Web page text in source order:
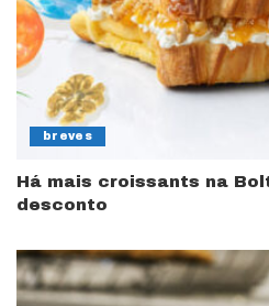
breves
Há mais croissants na
desconto